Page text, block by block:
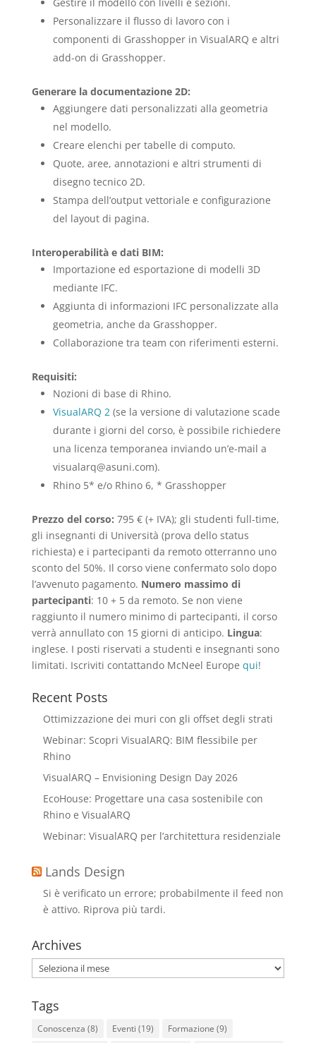
Personalizzare il flusso di lavoro con i
componenti di Grasshopper in VisualARQ e altri
add-on di Grasshopper.
Generare la documentazione 2D:
Aggiungere dati personalizzati alla geometria
nel modello.
Creare elenchi per tabelle di computo.
Quote, aree, annotazioni e altri strumenti di
disegno tecnico 2D.
Stampa dell’output vettoriale e configurazione
del layout di pagina.
Interoperabilità e dati BIM:
Importazione ed esportazione di modelli 3D
mediante IFC.
Aggiunta di informazioni IFC personalizzate alla
geometria, anche da Grasshopper.
Collaborazione tra team con riferimenti esterni.
Requisiti:
Nozioni di base di Rhino.
VisualARQ 2(se la versione di valutazione scade
durante i giorni del corso, è possibile richiedere
una licenza temporanea inviando un’e-mail a
visualarq@asuni.com).
Rhino 5* e/o Rhino 6, * Grasshopper
Prezzo del corso: 795 € (+ IVA); gli studenti full-time,
gli insegnanti di Università (prova dello status
richiesta) e i partecipanti da remoto otterranno uno
sconto del 50%. Il corso viene confermato solo dopo
l’avvenuto pagamento. Numero massimo di
partecipanti: 10 + 5 da remoto. Se non viene
raggiunto il numero minimo di partecipanti, il corso
verrà annullato con 15 giorni di anticipo. Lingua:
inglese. I posti riservati a studenti e insegnanti sono
limitati. Iscriviti contattando McNeel Europe qui!
Recent Posts
Ottimizzazione dei muri con gli offset degli strati
Webinar: Scopri VisualARQ: BIM flessibile per
Rhino
VisualARQ – Envisioning Design Day 2026
EcoHouse: Progettare una casa sostenibile con
Rhino e VisualARQ
Webinar: VisualARQ per l’architettura residenziale
Lands Design
Si è verificato un errore; probabilmente il feed non
è attivo. Riprova più tardi.
Archives
Archives
Tags
Conoscenza (8) Eventi (19) Formazione (9)